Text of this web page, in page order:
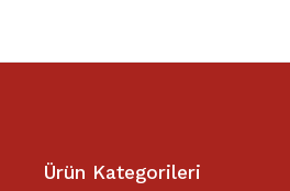
Ürün Kategorileri